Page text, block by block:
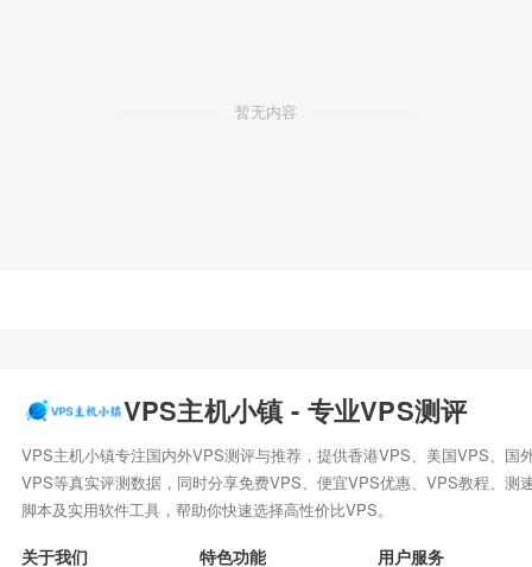
暂无内容
VPS主机小镇 - 专业VPS测评
VPS主机小镇专注国内外VPS测评与推荐，提供香港VPS、美国VPS、国
VPS等真实评测数据，同时分享免费VPS、便宜VPS优惠、VPS教程、测
脚本及实用软件工具，帮助你快速选择高性价比VPS。
关于我们 特色功能 用户服务